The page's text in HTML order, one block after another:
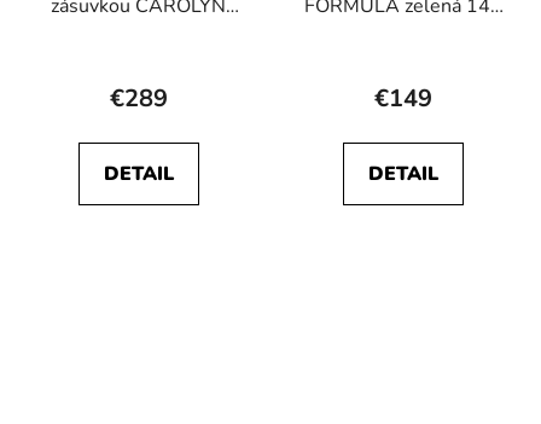
zásuvkou CAROLYN
hodnotenie
je
5,0
€289
DETAIL
FORMULA zelená 140
€149
DETAIL